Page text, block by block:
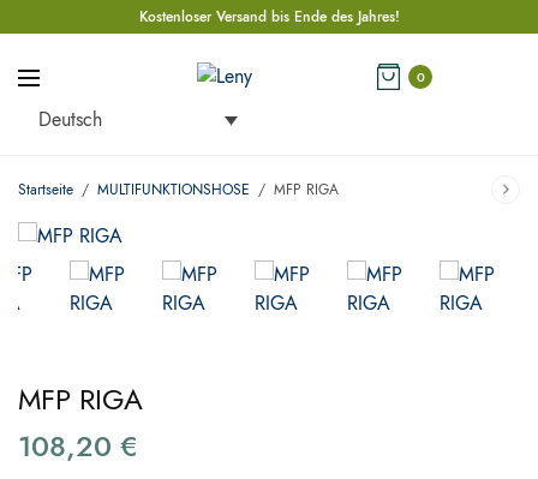
Kostenloser Versand bis Ende des Jahres!
0
Deutsch
Startseite / MULTIFUNKTIONSHOSE / MFP RIGA
MFP RIGA
108,20€